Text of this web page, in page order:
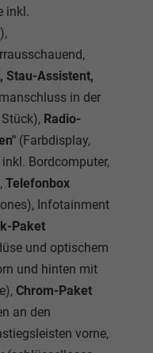
inkl.
Stau-Assistent,
in der
Radio-
(Farbdisplay,
inkl. Bordcomputer,
Telefonbox
Infotainment
Paket
und optischem
und hinten mit
Chrom-Paket
an den
vorne,